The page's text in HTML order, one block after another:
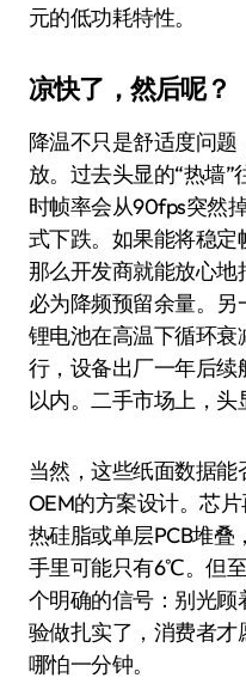
元的低功耗特性。
凉快了，然后呢？
降温不只是舒适度问
放。过去头显的“热墙”
时帧率会从90fps突然
式下跌。如果能将稳定
那么开发商就能放心
必为降频预留余量。
锂电池在高温下循环
行，设备出厂一年后续
以内。二手市场上，头
当然，这些纸面数据
OEM的方案设计。芯
热硅脂或单层PCB堆
手里可能只有6℃。但
个明确的信号：别光
验做扎实了，消费者
哪怕一分钟。